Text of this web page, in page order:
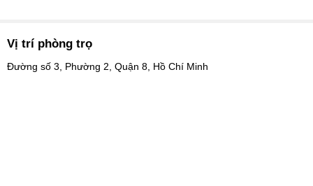
Vị trí phòng trọ
Đường số 3, Phường 2, Quận 8, Hồ Chí Minh